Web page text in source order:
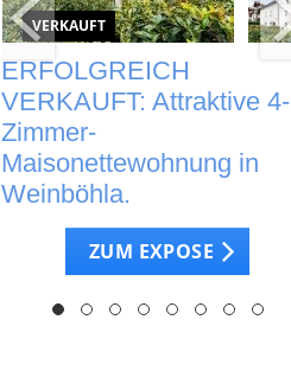
VERKAUFT
ERFOLGREICH
VERKAUFT: Attraktive 4-
Zimmer-
Maisonettewohnung in
Weinböhla.
ZUM EXPOSE